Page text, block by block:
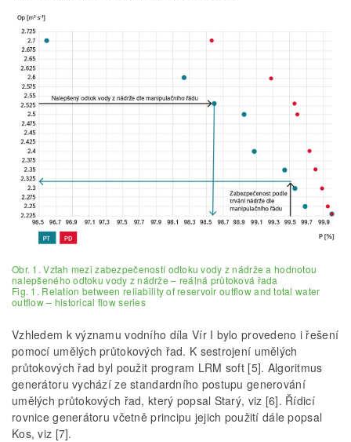
Obr. 1. Vztah mezi zabezpečeností odtoku vody z nádrže a hodnotou
nalepšeného odtoku vody z nádrže – reálná průtoková řada
Fig. 1. Relation between reliability of reservoir outflow and total water
outflow – historical flow series
Vzhledem k významu vodního díla Vír I bylo provedeno i řešení
pomocí umělých průtokových řad. K sestrojení umělých
průtokových řad byl použit program LRM soft [5]. Algoritmus
generátoru vychází ze standardního postupu generování
umělých průtokových řad, který popsal Starý, viz [6]. Řídicí
rovnice generátoru včetně principu jejich použití dále popsal
Kos, viz [7].